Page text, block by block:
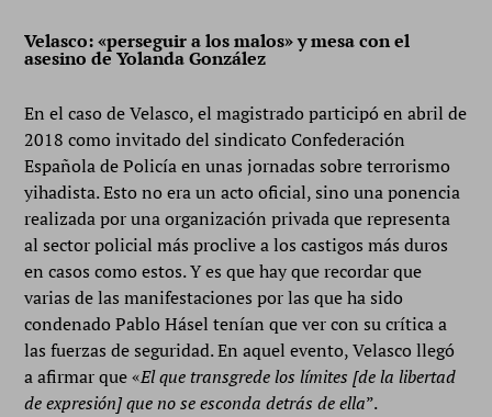
Velasco: «perseguir a los malos» y mesa con el
asesino de Yolanda González
En el caso de Velasco, el magistrado participó en abril de
2018 como invitado del sindicato Confederación
Española de Policía en unas jornadas sobre terrorismo
yihadista. Esto no era un acto oficial, sino una ponencia
realizada por una organización privada que representa
al sector policial más proclive a los castigos más duros
en casos como estos. Y es que hay que recordar que
varias de las manifestaciones por las que ha sido
condenado Pablo Hásel tenían que ver con su crítica a
las fuerzas de seguridad. En aquel evento, Velasco llegó
a afirmar que «El que transgrede los límites [de la libertad
de expresión] que no se esconda detrás de ella”.